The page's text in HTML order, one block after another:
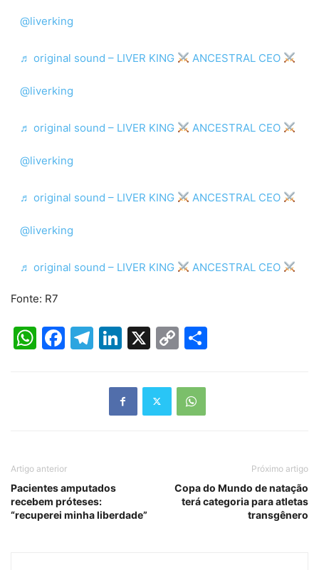
@liverking
♬ original sound – LIVER KING ANCESTRAL CEO
@liverking
♬ original sound – LIVER KING ANCESTRAL CEO
@liverking
♬ original sound – LIVER KING ANCESTRAL CEO
@liverking
♬ original sound – LIVER KING ANCESTRAL CEO
Fonte: R7
WhatsApp
Facebook
Telegram
LinkedIn
X
Copy
Artigo anterior
Pacientes amputados
recebem próteses:
“recuperei minha liberdade”
Próximo artigo
Copa do Mundo de natação
terá categoria para atletas
transgênero